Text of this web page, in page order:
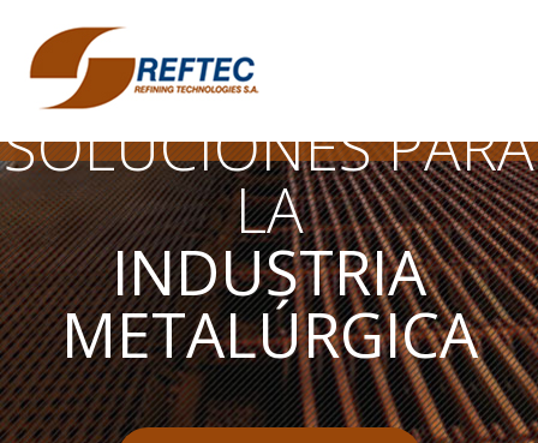
SOLUCIONES PARA
LA
INDUSTRIA
METALÚRGICA